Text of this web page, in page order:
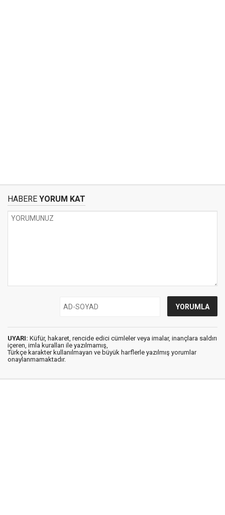
HABERE YORUM KAT
UYARI: Küfür, hakaret, rencide edici cümleler veya imalar, inançlara saldırı
içeren, imla kuralları ile yazılmamış,
Türkçe karakter kullanılmayan ve büyük harflerle yazılmış yorumlar
onaylanmamaktadır.